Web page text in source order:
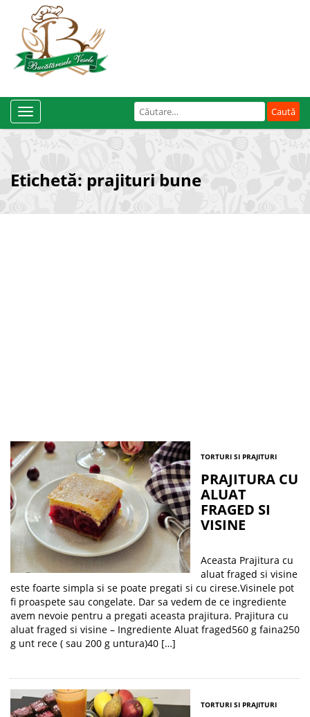
Caută
după:
Toggle
Navigation
Etichetă: prajituri bune
TORTURI SI PRAJITURI
PRAJITURA CU
ALUAT
FRAGED SI
VISINE
Aceasta Prajitura cu
aluat fraged si visine
este foarte simpla si se poate pregati si cu cirese.Visinele pot
fi proaspete sau congelate. Dar sa vedem de ce ingrediente
avem nevoie pentru a pregati aceasta prajitura. Prajitura cu
aluat fraged si visine – Ingrediente Aluat fraged560 g faina250
g unt rece ( sau 200 g untura)40 […]
TORTURI SI PRAJITURI